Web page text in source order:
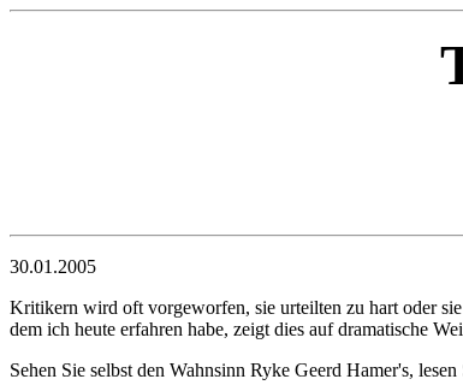
30.01.2005
Kritikern wird oft vorgeworfen, sie urteilten zu hart oder
dem ich heute erfahren habe, zeigt dies auf dramatische
Sehen Sie selbst den Wahnsinn Ryke Geerd Hamer's,